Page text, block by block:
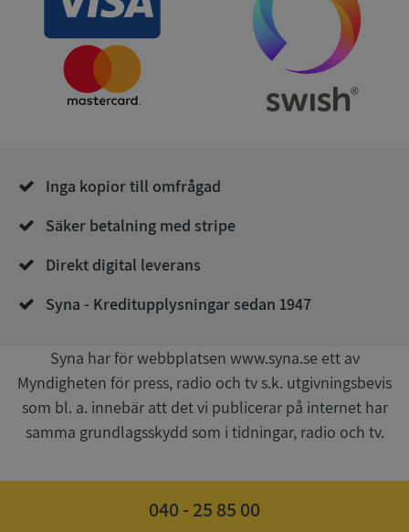
Inga kopior till omfrågad
Säker betalning med stripe
Direkt digital leverans
Syna - Kreditupplysningar sedan 1947
Syna har för webbplatsen www.syna.se ett av
Myndigheten för press, radio och tv s.k. utgivningsbevis
som bl. a. innebär att det vi publicerar på internet har
samma grundlagsskydd som i tidningar, radio och tv.
040 - 25 85 00
och kontohantering. Webbplatsen kan inte
användas ordentligt utan strikt nödvändiga cookies.
Namn
Leverantör
/
Domän
__RequestVerificationToken
Microsoft
Google